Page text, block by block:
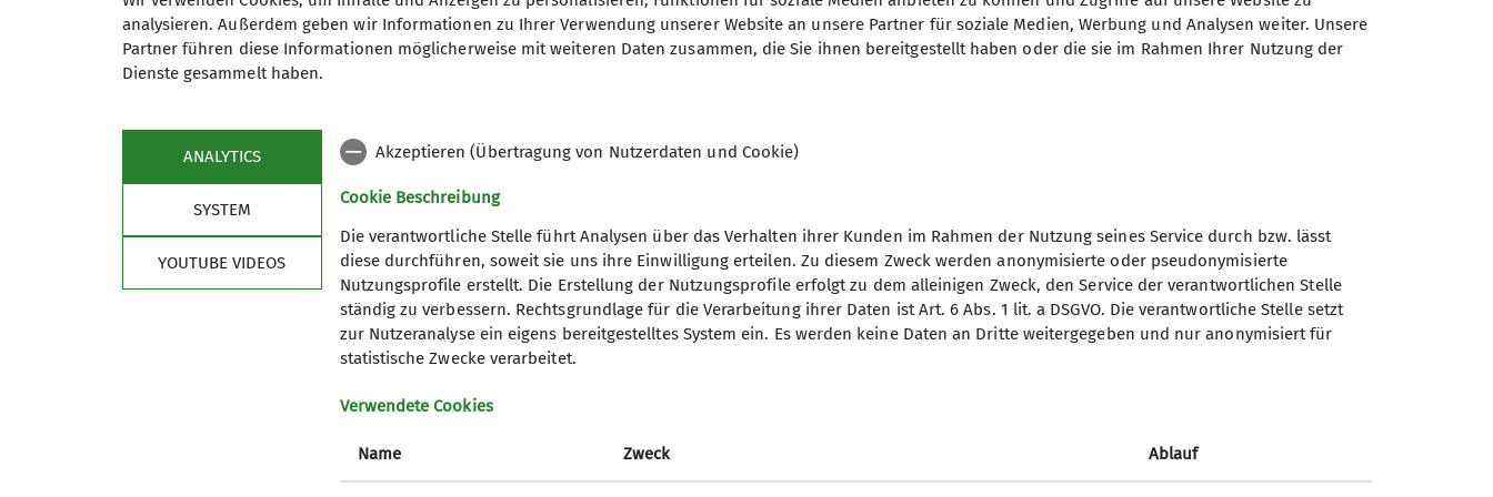
gemeinsame Erlebnisse, frische Bergluft und unvergessliche Momente in der Natur. Egal ob Einsteiger*in oder mit
Erfahrung: Bei uns ist jede*r willkommen. In kleinen Gruppen oder bei größeren Touren entdecken wir zusammen die
Berge und knüpfen neue Freundschaften.
>> Instagram: alpincrew_koblenz <<
Programm
Vorträge
Anmeldung
DAV
Sektion Koblenz des
Deutschen Alpenvereins e.V.
Kolonnenweg 7
analysieren. Außerdem geben wir Informationen zu Ihrer Verwendung unserer Website an unsere Partner für soziale Medien, Werbung und Analysen weiter. Unsere
Partner führen diese Informationen möglicherweise mit weiteren Daten zusammen, die Sie ihnen bereitgestellt haben oder die sie im Rahmen Ihrer Nutzung der
Dienste gesammelt haben.
ANALYTICS
SYSTEM
YOUTUBE VIDEOS
Akzeptieren (Übertragung von Nutzerdaten und Cookie)
Cookie Beschreibung
Die verantwortliche Stelle führt Analysen über das Verhalten ihrer Kunden im Rahmen der Nutzung seines Service durch bzw. lässt
diese durchführen, soweit sie uns ihre Einwilligung erteilen. Zu diesem Zweck werden anonymisierte oder pseudonymisierte
Nutzungsprofile erstellt. Die Erstellung der Nutzungsprofile erfolgt zu dem alleinigen Zweck, den Service der verantwortlichen Stelle
ständig zu verbessern. Rechtsgrundlage für die Verarbeitung ihrer Daten ist Art. 6 Abs. 1 lit. a DSGVO. Die verantwortliche Stelle setzt
zur Nutzeranalyse ein eigens bereitgestelltes System ein. Es werden keine Daten an Dritte weitergegeben und nur anonymisiert für
statistische Zwecke verarbeitet.
Verwendete Cookies
Name Zweck Ablauf